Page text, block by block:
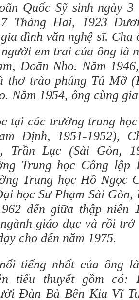
Quốc Sỹ sinh ngày
Tháng Hai, 1923
đình văn nghệ sĩ. Cha
em trai của ông là
Doãn Nho. Năm
thơ trào phúng Tú Mỡ
Năm 1954, ông cùng
tại các trường trung
Định, 1951-1952),
Trần Lục (Sài Gòn,
Trung học Công lập
Trung học Hồ Ngọc
học Sư Phạm Sài
đến giữa thập niên
giáo dục và rồi trở
cho đến năm 1975.
tiếng nhất của ông
tiểu thuyết gồm có:
Đàn Bà Bên Kia Vĩ